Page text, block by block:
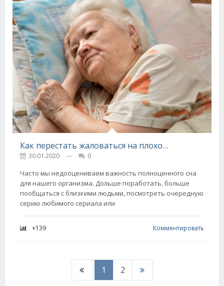
Как перестать жаловаться на плохой сон
30.01.2020 ---
0
Часто мы недооцениваем важность полноценного сна
для нашего организма. Дольше поработать, больше
пообщаться с близкими людьми, посмотреть очередную
серию любимого сериала или
+139 Комментировать
1 2